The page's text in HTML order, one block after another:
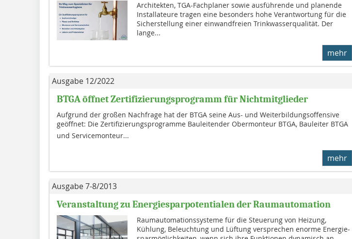
Architekten, TGA-Fachplaner sowie ausführende und planende
Installateure tragen eine besonders hohe Verantwortung für die
Sicherstellung einer einwandfreien Trinkwasserqualität. Der
lange...
mehr
Ausgabe 12/2022
BTGA öffnet Zertifizierungsprogramm für Nichtmitglieder
Aufgrund der großen Nachfrage hat der BTGA seine Aus- und Weiterbildungsoffensive
geöffnet: Die Zertifizierungsprogramme Bauleitender Obermonteur BTGA, Bauleiter BTGA
und Servicemonteur...
mehr
Ausgabe 7-8/2013
Veranstaltung zu Energiesparpotentialen der Raumautomation
Raumautomationssysteme für die Steuerung von Heizung,
Kühlung, Beleuchtung und Lüftung ver­sprechen enorme Energie­